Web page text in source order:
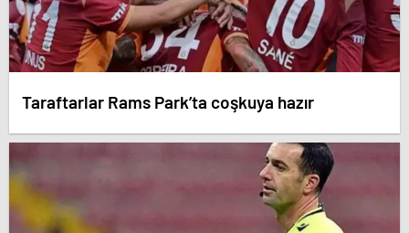
Taraftarlar Rams Park’ta coşkuya hazır